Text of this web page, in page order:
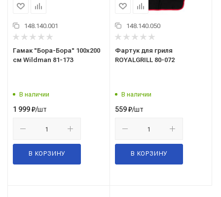
148.140.001
Гамак "Бора-Бора" 100х200
см Wildman 81-173
В наличии
1 999₽/шт
В КОРЗИНУ
148.140.050
Фартук для гриля
ROYALGRILL 80-072
В наличии
559₽/шт
В КОРЗИНУ